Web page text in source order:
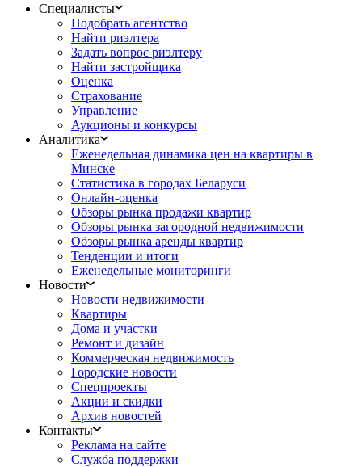
Специалисты
Подобрать агентство
Найти риэлтера
Задать вопрос риэлтеру
Найти застройщика
Оценка
Страхование
Управление
Аукционы и конкурсы
Аналитика
Еженедельная динамика цен на квартиры в
Минске
Статистика в городах Беларуси
Онлайн-оценка
Обзоры рынка продажи квартир
Обзоры рынка загородной недвижимости
Обзоры рынка аренды квартир
Тенденции и итоги
Еженедельные мониторинги
Новости
Новости недвижимости
Квартиры
Дома и участки
Ремонт и дизайн
Коммерческая недвижимость
Городские новости
Спецпроекты
Акции и скидки
Архив новостей
Контакты
Реклама на сайте
Служба поддержки